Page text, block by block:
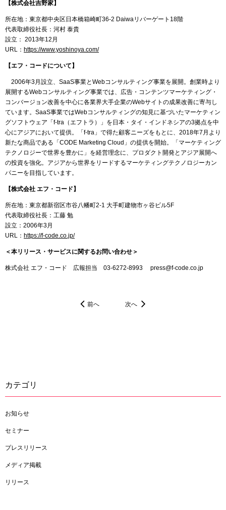
【株式会社吉野家】
所在地：東京都中央区日本橋箱崎町36-2 Daiwaリバーゲート18階
代表取締役社長：河村 泰貴
設立： 2013年12月
URL： https://www.yoshinoya.com/
【エフ・コードについて】
2006年3月設立、SaaS事業とWebコンサルティング事業を展開。創業時より
展開するWebコンサルティング事業では、広告・コンテンツマーケティング・
コンバージョン改善を中心に各業界大手企業のWebサイトの成果改善に寄与し
ています。SaaS事業ではWebコンサルティングの知見に基づいたマーケティン
グソフトウェア「f-tra（エフトラ）」を日本・タイ・インドネシアの3拠点を中
心にアジアにおいて提供。「f-tra」で得た顧客ニーズをもとに、2018年7月より
新たな商品である「CODE Marketing Cloud」の提供を開始。「マーケティング
テクノロジーで世界を豊かに」を経営理念に、プロダクト開発とアジア展開へ
の投資を強化。アジアから世界をリードするマーケティングテクノロジーカン
パニーを目指しています。
【株式会社 エフ・コード】
所在地：東京都新宿区市谷八幡町2-1 大手町建物市ヶ谷ビル5F
代表取締役社長：工藤 勉
設立：2006年3月
URL： https://f-code.co.jp/
＜本リリース・サービスに関するお問い合わせ＞
株式会社 エフ・コード 広報担当 03-6272-8993 press@f-code.co.jp
前へ 次へ
カテゴリ
お知らせ
セミナー
プレスリリース
メディア掲載
リリース